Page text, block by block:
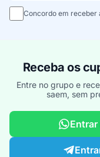
Concordo em receber
Receba os
Entre no grupo e
saem, sem